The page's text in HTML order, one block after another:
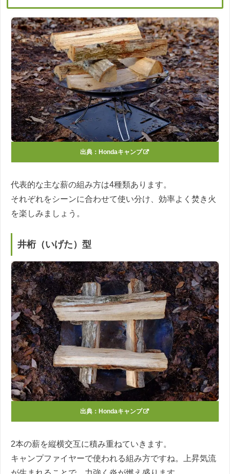
出典： Hondaキャンプ
代表的な主な薪の組み方は4種類あります。
それぞれをシーンに合わせて使い分け、効率よく焚き火
を楽しみましょう。
井桁（いげた）型
出典： Hondaキャンプ
2本の薪を縦横交互に積み重ねていきます。
キャンプファイヤーで使われる組み方ですね。上昇気流